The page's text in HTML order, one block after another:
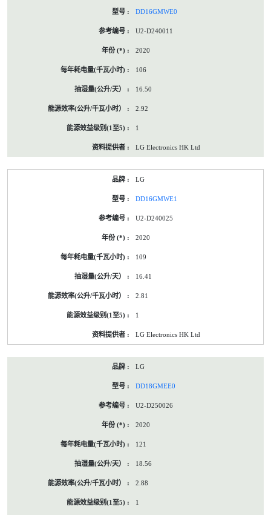
DD16GMWE0
U2-D240011
2020
106
16.50
2.92
1
LG Electronics HK Ltd
LG
DD16GMWE1
U2-D240025
2020
109
16.41
2.81
1
LG Electronics HK Ltd
LG
DD18GMEE0
U2-D250026
2020
121
18.56
2.88
1